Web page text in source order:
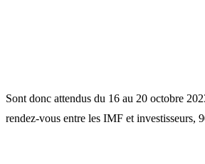
Sont donc attendus du 16 au 20 octobre
rendez-vous entre les IMF et investisseurs,